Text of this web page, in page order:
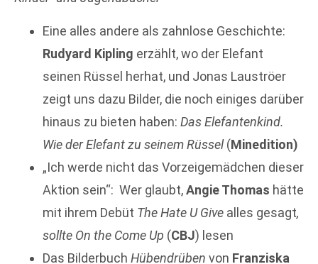
Eine alles andere als zahnlose Geschichte:
Rudyard Kipling erzählt, wo der Elefant
seinen Rüssel herhat, und Jonas Lauströer
zeigt uns dazu Bilder, die noch einiges darüber
hinaus zu bieten haben: Das Elefantenkind.
Wie der Elefant zu seinem Rüssel(Minedition)
„Ich werde nicht das Vorzeigemädchen dieser
Aktion sein“: Wer glaubt,Angie Thomas hätte
mit ihrem Debüt The Hate U Give alles gesagt,
sollte On the Come Up (CBJ) lesen
Das Bilderbuch Hübendrüben von Franziska